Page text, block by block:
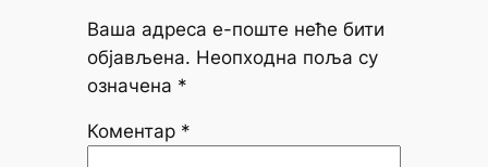
Ваша адреса е-поште неће бити
објављена. Неопходна поља су
означена *
Коментар *